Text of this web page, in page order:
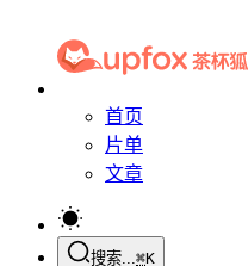
首页
片单
文章
搜索...⌘K